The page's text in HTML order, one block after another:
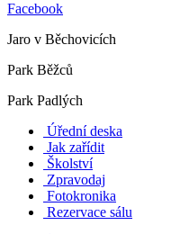
Facebook
Jaro v Běchovicích
Park Běžců
Park Padlých
Úřední deska
Jak zařídit
Školství
Zpravodaj
Fotokronika
Rezervace sálu